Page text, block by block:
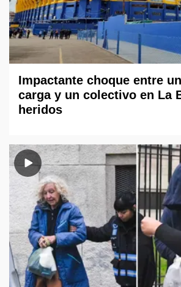
Impactante choque entre
carga y un colectivo en La
heridos